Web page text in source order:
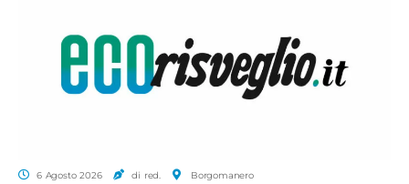
6 Agosto 2026 di red. Borgomanero